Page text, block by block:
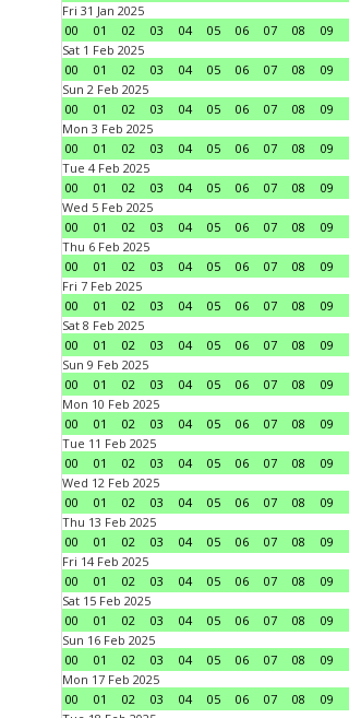
Fri 31 Jan 2025
00
01 02 03 04 05 06 07 08 09
Sat 1 Feb 2025
00
01 02 03 04 05 06 07 08 09
Sun 2 Feb 2025
00
01 02 03 04 05 06 07 08 09
Mon 3 Feb 2025
00
01 02 03 04 05 06 07 08 09
Tue 4 Feb 2025
00
01 02 03 04 05 06 07 08 09
Wed 5 Feb 2025
00
01 02 03 04 05 06 07 08 09
Thu 6 Feb 2025
00
01 02 03 04 05 06 07 08 09
Fri 7 Feb 2025
00
01 02 03 04 05 06 07 08 09
Sat 8 Feb 2025
00
01 02 03 04 05 06 07 08 09
Sun 9 Feb 2025
00
01 02 03 04 05 06 07 08 09
Mon 10 Feb 2025
00
01 02 03 04 05 06 07 08 09
Tue 11 Feb 2025
00
01 02 03 04 05 06 07 08 09
Wed 12 Feb 2025
00
01 02 03 04 05 06 07 08 09
Thu 13 Feb 2025
00
01 02 03 04 05 06 07 08 09
Fri 14 Feb 2025
00
01 02 03 04 05 06 07 08 09
Sat 15 Feb 2025
00
01 02 03 04 05 06 07 08 09
Sun 16 Feb 2025
00
01 02 03 04 05 06 07 08 09
Mon 17 Feb 2025
00
01 02 03 04 05 06 07 08 09